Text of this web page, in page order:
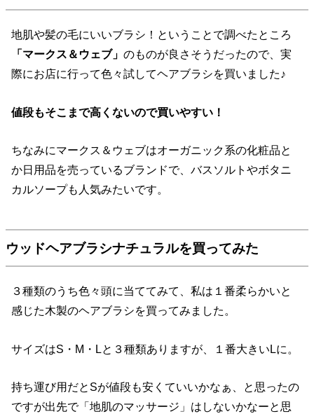
地肌や髪の毛にいいブラシ！ということで調べたところ
「マークス＆ウェブ」のものが良さそうだったので、実
際にお店に行って色々試してヘアブラシを買いました♪
値段もそこまで高くないので買いやすい！
ちなみにマークス＆ウェブはオーガニック系の化粧品と
か日用品を売っているブランドで、バスソルトやボタニ
カルソープも人気みたいです。
ウッドヘアブラシナチュラルを買ってみた
３種類のうち色々頭に当ててみて、私は１番柔らかいと
感じた木製のヘアブラシを買ってみました。
サイズはS・M・Lと３種類ありますが、１番大きいLに。
持ち運び用だとSが値段も安くていいかなぁ、と思ったの
ですが出先で「地肌のマッサージ」はしないかなーと思